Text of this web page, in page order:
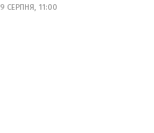
9 СЕРПНЯ, 11:00